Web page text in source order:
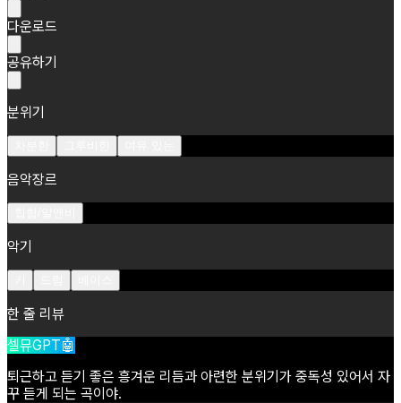
다운로드
공유하기
분위기
음악장르
악기
한 줄 리뷰
셀뮤GPT🤖
퇴근하고 듣기 좋은 흥겨운 리듬과 아련한 분위기가 중독성 있어서 자
꾸 듣게 되는 곡이야.